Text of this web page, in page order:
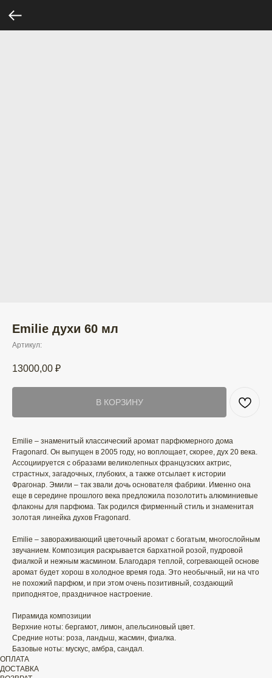
Emilie духи 60 мл
Артикул:
13000,00 ₽
В КОРЗИНУ
Emilie – знаменитый классический аромат парфюмерного дома
Fragonard. Он выпущен в 2005 году, но воплощает, скорее, дух 20 века.
Ассоциируется с образами великолепных французских актрис,
страстных, загадочных, глубоких, а также отсылает к истории
Фрагонар. Эмили – так звали дочь основателя фабрики. Именно она
еще в середине прошлого века предложила позолотить алюминиевые
флаконы для парфюма. Так родился фирменный стиль и знаменитая
золотая линейка духов Fragonard.
Emilie – завораживающий цветочный аромат с богатым, многослойным
звучанием. Композиция раскрывается бархатной розой, пудровой
фиалкой и нежным жасмином. Благодаря теплой, согревающей основе
аромат будет хорош в холодное время года. Это необычный, ни на что
не похожий парфюм, и при этом очень позитивный, создающий
приподнятое, праздничное настроение.
Пирамида композиции
Верхние ноты: бергамот, лимон, апельсиновый цвет.
Средние ноты: роза, ландыш, жасмин, фиалка.
Базовые ноты: мускус, амбра, сандал.
ОПЛАТА
ДОСТАВКА